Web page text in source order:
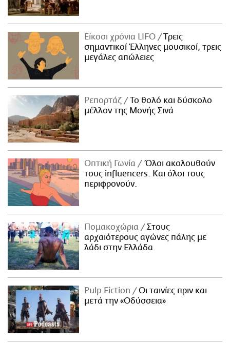
Είκοσι χρόνια LIFO
Tρεις
σημαντικοί Έλληνες μουσικοί, τρεις
μεγάλες απώλειες
Ρεπορτάζ
Το θολό και δύσκολο
μέλλον της Μονής Σινά
Οπτική Γωνία
Όλοι ακολουθούν
τους influencers. Και όλοι τους
περιφρονούν.
Πομακοχώρια
Στους
αρχαιότερους αγώνες πάλης με
λάδι στην Ελλάδα
Pulp Fiction
Οι ταινίες πριν και
μετά την «Οδύσσεια»